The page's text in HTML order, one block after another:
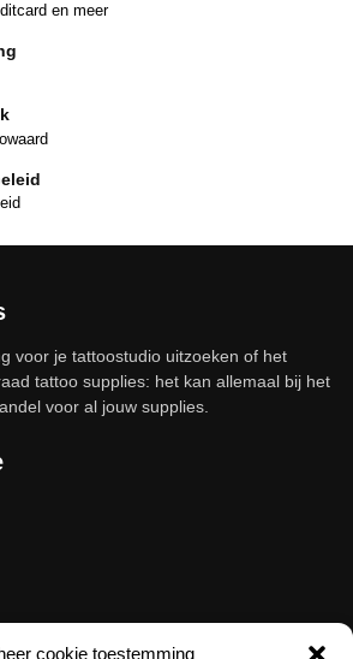
cookie toestemming
en meer
voor je tattoostudio uitzoeken of het
tattoo supplies: het kan allemaal bij het
voor al jouw supplies.